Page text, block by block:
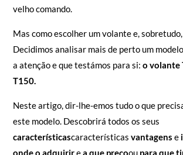
velho comando.
Mas como escolher um volante e,
Decidimos analisar mais de perto um
a atenção e que testámos para si: o volante
T150.
Neste artigo, dir-lhe-emos tudo o que
este modelo. Descobrirá todos os seus
característicascaracterísticas vantagens e
onde o adquirirea que preçoou para que